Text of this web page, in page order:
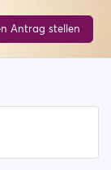
Antrag stellen